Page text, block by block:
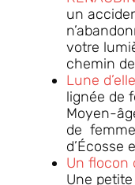
un
votre
chemin
Lune
lignée de
Moyen-
de
d’Écosse
Un flocon
Une